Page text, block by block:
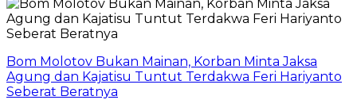
Bom Molotov Bukan Mainan, Korban Minta Jaksa
Agung dan Kajatisu Tuntut Terdakwa Feri Hariyanto
Seberat Beratnya